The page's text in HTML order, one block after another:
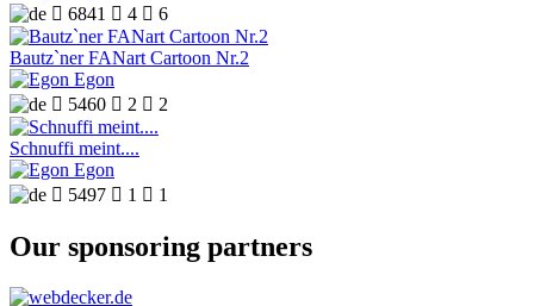
 6841  4  6
Bautz`ner FANart Cartoon Nr.2
Egon
 5460  2  2
Schnuffi meint....
Egon
 5497  1  1
Our sponsoring partners